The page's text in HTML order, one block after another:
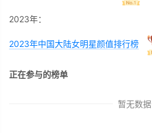
2023年：
2023年中国大陆女明星颜值排行榜
正在参与的榜单
暂无数据